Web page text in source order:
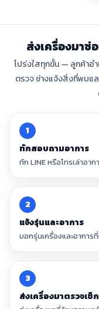
ส่งเครื่องมาซ่
โปร่งใสทุกขั้น — ลูกค้าอ
ตรวจ ช่างแจ้งสิ่งที่พบแ
1
ทักสอบถามอาการ
ทัก LINE หรือโทรเล่าอา
2
แจ้งรุ่นและอาการ
บอกรุ่นเครื่องและอาการ
3
ส่งเครื่องมาตรวจเช็ก